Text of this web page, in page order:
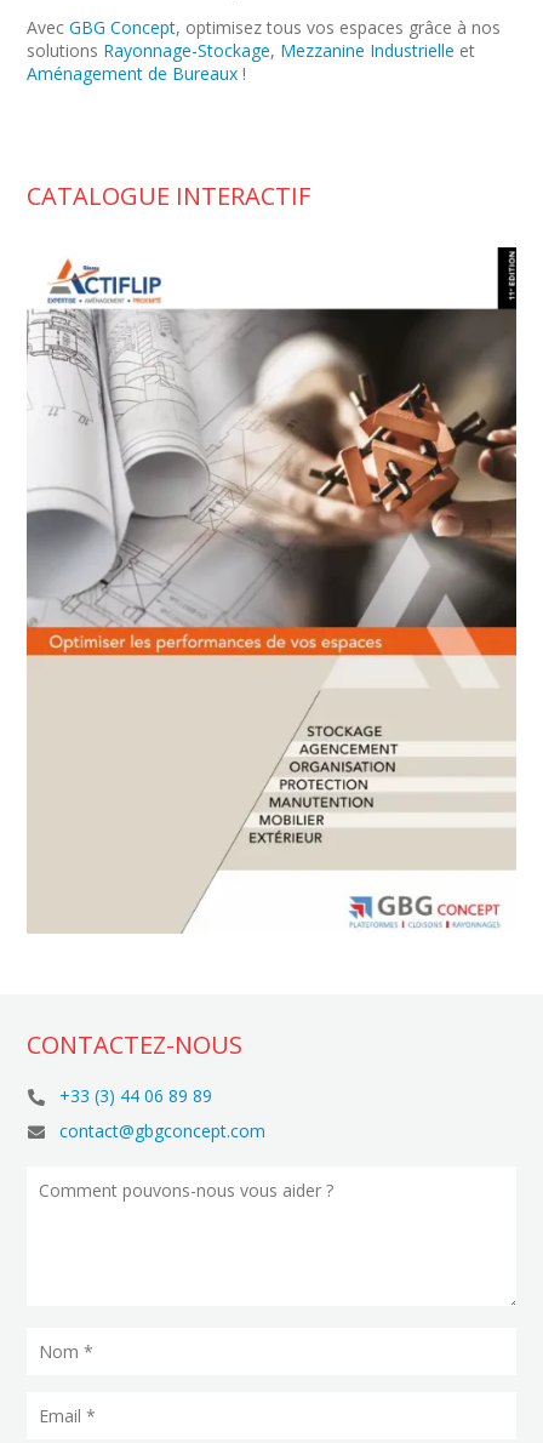
AvecGBG Concept, optimisez tous vos espaces grâce à nos
solutions Rayonnage-Stockage, Mezzanine Industrielle et
Aménagement de Bureaux !
CATALOGUE INTERACTIF
CONTACTEZ-NOUS
 +33 (3) 44 06 89 89
 contact@gbgconcept.com